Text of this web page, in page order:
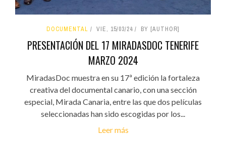
DOCUMENTAL VIE, 15/03/24 BY [AUTHOR]
PRESENTACIÓN DEL 17 MIRADASDOC TENERIFE
MARZO 2024
MiradasDoc muestra en su 17ª edición la fortaleza
creativa del documental canario, con una sección
especial, Mirada Canaria, entre las que dos películas
seleccionadas han sido escogidas por los...
Leer más